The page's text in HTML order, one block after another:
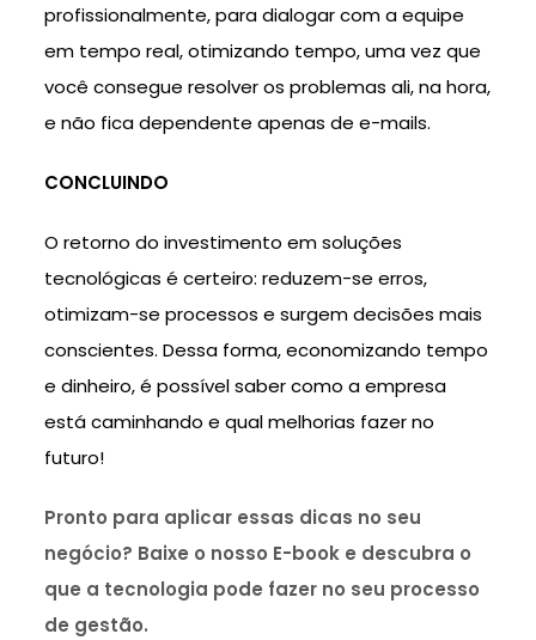
profissionalmente, para dialogar com a equipe
em tempo real, otimizando tempo, uma vez que
você consegue resolver os problemas ali, na hora,
e não fica dependente apenas de e-mails.
CONCLUINDO
O retorno do investimento em soluções
tecnológicas é certeiro: reduzem-se erros,
otimizam-se processos e surgem decisões mais
conscientes. Dessa forma, economizando tempo
e dinheiro, é possível saber como a empresa
está caminhando e qual melhorias fazer no
futuro!
Pronto para aplicar essas dicas no seu
negócio? Baixe o nosso E-book e descubra o
que a tecnologia pode fazer no seu processo
de gestão.